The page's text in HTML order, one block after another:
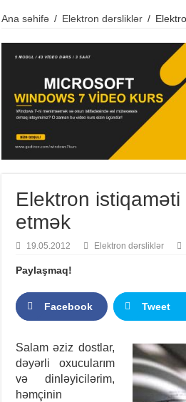
Ana səhifə / Elektron dərsliklər /
Elektron istiqaməti
etmək
19.05.2012 Elektron dərsliklər
Paylaşmaq!
Facebook Tweet
Salam əziz dostlar,
dəyərli oxucularım
və dinləyicilərim,
həmçinin